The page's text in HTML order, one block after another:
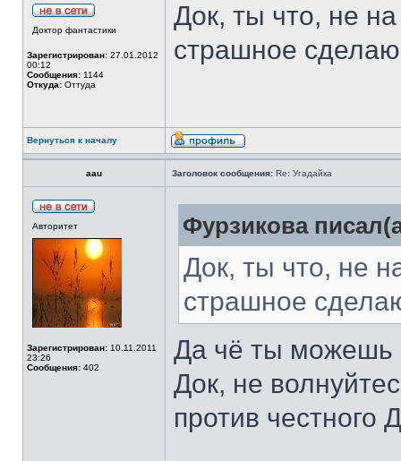
Доктор фантастики
Зарегистрирован: 27.01.2012
00:12
Сообщения: 1144
Откуда: Оттуда
Док, ты что, не
страшное
Вернуться к началу
aau Заголовок сообщения: Re: Угадайка
Авторитет
Зарегистрирован: 10.11.2011
23:26
Сообщения: 402
Фурзикова
Док, ты что, не
страшное
Да чё ты можешь
Док, не
против честного